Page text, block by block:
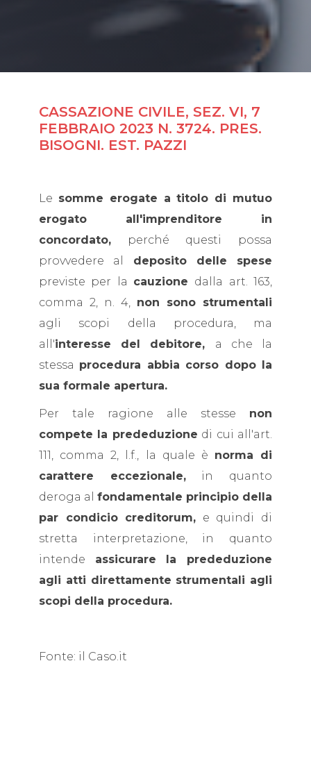
CASSAZIONE CIVILE, SEZ. VI, 7
FEBBRAIO 2023 N. 3724. PRES.
BISOGNI. EST. PAZZI
Le somme erogate a titolo di mutuo
erogato all'imprenditore in
concordato, perché questi possa
provvedere al deposito delle spese
previste per la cauzione dalla art. 163,
comma 2, n. 4, non sono strumentali
agli scopi della procedura, ma
all'interesse del debitore, a che la
stessa procedura abbia corso dopo la
sua formale apertura.
Per tale ragione alle stesse non
compete la prededuzione di cui all'art.
111, comma 2, l.f., la quale è norma di
carattere eccezionale,in quanto
deroga al fondamentale principio della
par condicio creditorum, e quindi di
stretta interpretazione, in quanto
intende assicurare la prededuzione
agli atti direttamente strumentali agli
scopi della procedura.
Fonte: il Caso.it